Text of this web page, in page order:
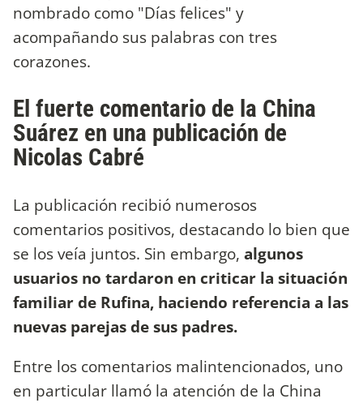
nombrado como "Días felices" y
acompañando sus palabras con tres
corazones.
El fuerte comentario de la China
Suárez en una publicación de
Nicolas Cabré
La publicación recibió numerosos
comentarios positivos, destacando lo bien que
se los veía juntos. Sin embargo, algunos
usuarios no tardaron en criticar la situación
familiar de Rufina, haciendo referencia a las
nuevas parejas de sus padres.
Entre los comentarios malintencionados, uno
en particular llamó la atención de la China